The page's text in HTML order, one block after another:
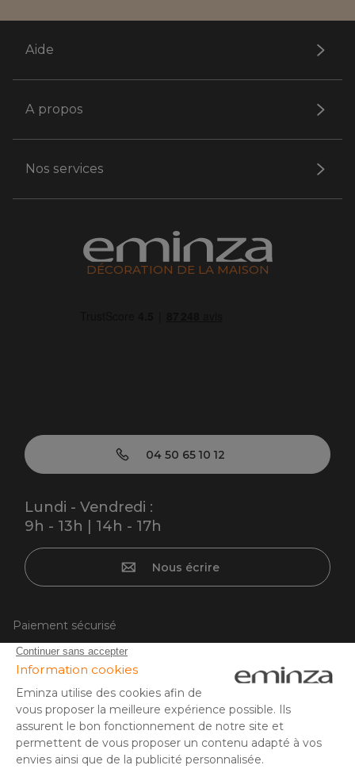
Aide
A propos
Nos services
DÉCORATION DE LA MAISON
04 50 65 10 12
Lundi - Vendredi :
9h - 13h | 14h - 17h
Nous écrire
Paiement sécurisé
Carte bancaire, PayPal, virement bancaire, 3x ou 4x par CB
à partir de 50EUR, Google/Apple Pay.
Suivez-nous sur :